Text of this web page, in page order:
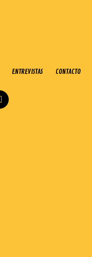
ENTREVISTAS CONTACTO